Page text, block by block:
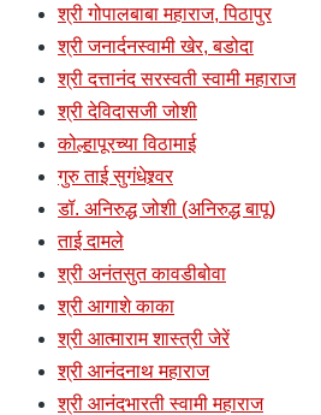
श्री गोपालबाबा महाराज, पिठापुर
श्री जनार्दनस्वामी खेर, बडोदा
श्री दत्तानंद सरस्वती स्वामी महाराज
श्री देविदासजी जोशी
कोल्हापूरच्या विठामाई
गुरु ताई सुगंधेश्र्वर
डॉ. अनिरुद्ध जोशी (अनिरुद्ध बापू)
ताई दामले
श्री अनंतसुत कावडीबोवा
श्री आगाशे काका
श्री आत्माराम शास्त्री जेरें
श्री आनंदनाथ महाराज
श्री आनंदभारती स्वामी महाराज